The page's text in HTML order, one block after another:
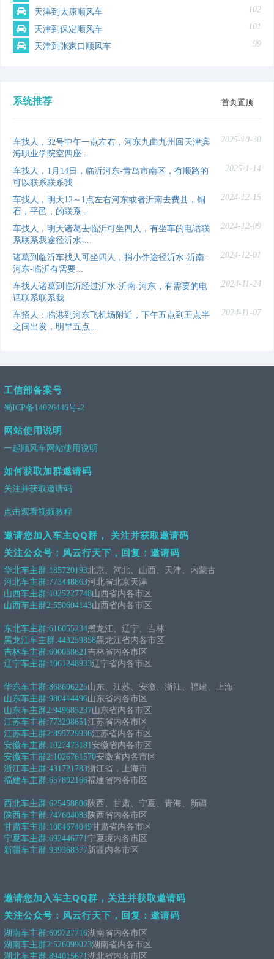
天津到太原顺风车 102
天津到保定顺风车 101
天津到张家口顺风车 99
系统推荐 首页置顶
车找人，32号中午一点左右，河东九曲九州回天津滨
海职业学院空四座...
2025-10-30
车找人，1月14日，临沂河东-青岛市南区，有顺路的
可以联系联系我
2025-1-14
车找人，明天12～1点左右河东或者沂南去费县，铜
石，平邑，的联系...
2024-12-15
车找人，明天诸葛去临沂可坐四人，有坐车的电话联
系联系我途径沂水-...
2024-12-09
诸葛到临沂车找人可坐四人，捎小件途径沂水-沂南-
河东-临沂有需要...
2024-12-01
车找人诸葛到临沂经过沂水-沂南-河东，有需要的电
话联系联系我
2024-11-24
车招人：临港到河东飞机场附近，下午五点到五点半
之间出发，明早五点...
2024-11-07
工信部备案号
蜀ICP备14026446号-2
网站使用说明
一起顺风车网站使用说明
如何获取加群邀请码
关注并获取邀请码
点击观看视频教程
邀请您加入车主QQ群， 关注并获取邀请码
关注公众号：风云行天下，回复：邀请码
华北车主群:185720193北京、河北、山西、天津、内蒙古
河北车主群:773448863河北省北京天津
山西车主群:1025227748山西省内各市区
山西车主群2:550604143山西省内各市区
东北车主群:616055234黑龙江、辽宁、吉林
黑龙江车主群:443259858黑龙江省内各市区
吉林车主群:600058621吉林省内各市区
辽宁车主群:1061248933辽宁省内各市区
华东车主群:868696225山东、江苏、安徽、浙江、福建、上海
山东车主群:980414496山东省内各市区
山东车主群2:949685237山东省内各市区
江苏车主群:773298651江苏省内各市区
江苏车主群2:895729936江苏省内各市区
安徽车主群:1027473181安徽省内各市区
安徽车主群2:1026761570安徽省内各市区
浙江车主群:431721783浙江省，上海市
福建车主群:657892166福建省内各市区
西北车主群:625458806陕西、甘肃、宁夏、青海、新疆
陕西车主群:747604083陕西省内各市区
甘肃车主群:1084674049甘肃省内各市区
宁夏车主群:692446771宁夏境内各市区
新疆车主群:939368377新疆内各市区
邀请您加入车主QQ群，关注并获取邀请码
关注公众号：风云行天下，回复：邀请码
湖南车主群:699727716湖南省内各市区
湖南车主群2:526099023湖南省内各市区
湖北车主群:894015671湖北省内各市区